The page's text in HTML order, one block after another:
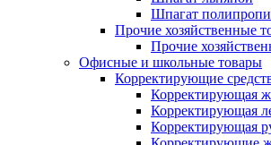
Шпагат
Прочие хозяйственные
Прочие
Офисные и школьные товары
Корректирующие
Корректирующая
Корректирующая
Корректирующая